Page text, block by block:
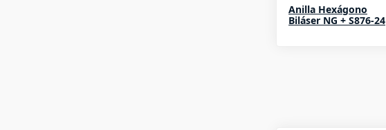
Anilla Hexágono
Biláser NG + S876-24